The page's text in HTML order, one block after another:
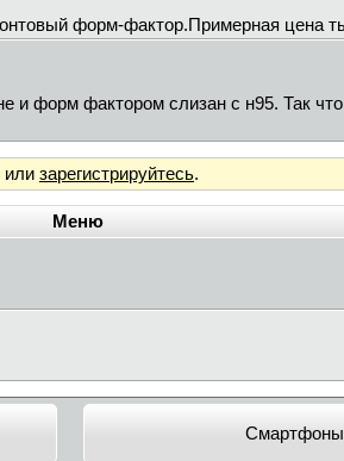
форм-фактор.Примерная цена
и форм фактором слизан с н95. Так
или зарегистрируйтесь.
Меню